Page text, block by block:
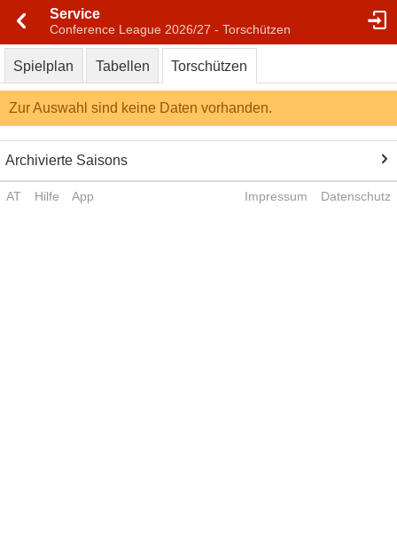
Service
Conference League 2026/27 - Torschützen
Spielplan Tabellen Torschützen
Zur Auswahl sind keine Daten vorhanden.
Archivierte Saisons
AT Hilfe App Impressum Datenschutz